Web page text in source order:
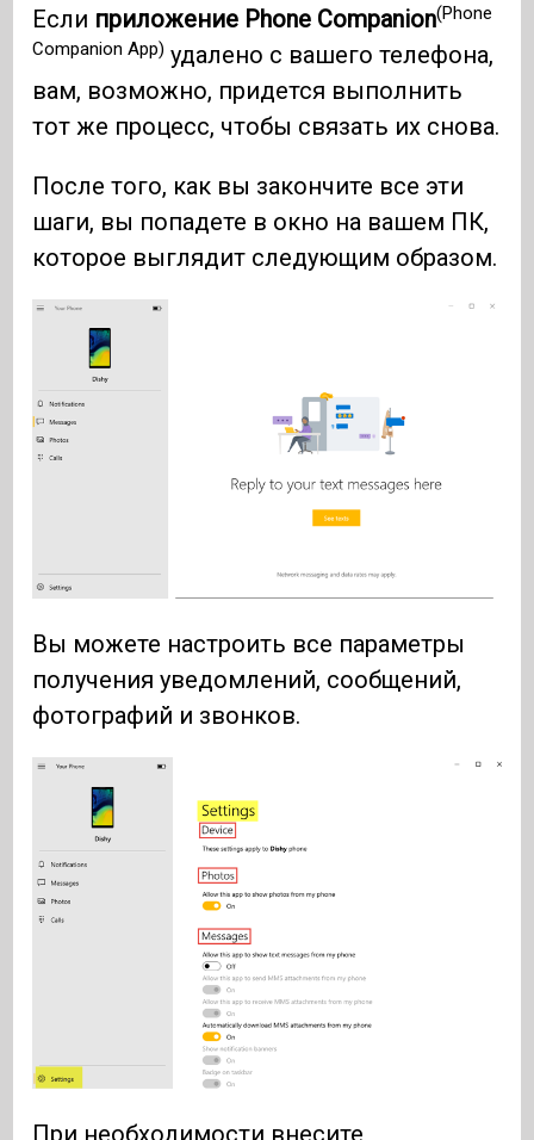
Если приложение Phone Companion(Phone
Companion App) удалено с вашего телефона,
вам, возможно, придется выполнить
тот же процесс, чтобы связать их снова.
После того, как вы закончите все эти
шаги, вы попадете в окно на вашем ПК,
которое выглядит следующим образом.
Вы можете настроить все параметры
получения уведомлений, сообщений,
фотографий и звонков.